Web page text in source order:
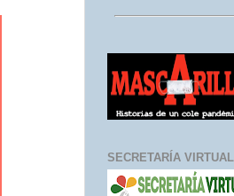
SECRETARÍA VIRTUAL